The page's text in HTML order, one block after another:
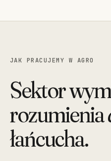
JAK PRACUJEMY W AGRO
Sektor
rozumienia
łańcucha.